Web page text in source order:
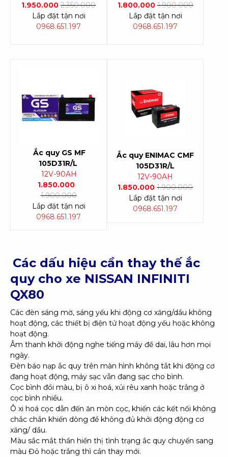
1.950.000 2.350.000
Lắp đặt tận nơi
0968.651.197
1.800.000 1.900.000
Lắp đặt tận nơi
0968.651.197
Ắc quy GS MF
105D31R/L
12V-90AH
1.850.000
1.900.000
Lắp đặt tận nơi
0968.651.197
Ắc quy ENIMAC CMF
105D31R/L
12V-90AH
1.850.000 1.900.000
Lắp đặt tận nơi
0968.651.197
Các dấu hiệu cần thay thế ắc
quy cho xe NISSAN INFINITI
QX80
Các đèn sáng mờ, sáng yếu khi động cơ xăng/dầu không
hoạt động, các thiết bị điện tử hoạt động yếu hoặc không
hoạt động.
Âm thanh khởi động nghe tiếng máy đề dai, lâu hơn mọi
ngày.
Đèn báo nạp ắc quy trên màn hình không tắt khi động cơ
đang hoạt động, máy sạc vẫn đang sạc cho bình.
Cọc bình đổi màu, bị ô xi hoá, xủi rêu xanh hoặc trắng ở
cọc bình nhiều.
Ô xi hoá cọc dẫn đến ăn mòn cọc, khiến các kết nối không
chắc chắn khiến dòng đề không đủ khởi động động cơ
xăng/ dầu.
Màu sắc mắt thần hiển thị tình trạng ắc quy chuyển sang
màu Đỏ hoặc trắng thì cần thay mới.